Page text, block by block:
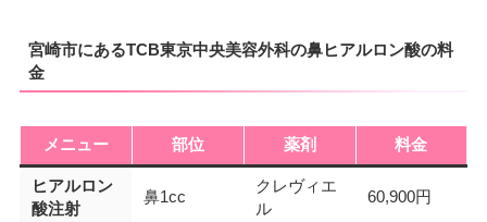
宮崎市にあるTCB東京中央美容外科の鼻ヒアルロン酸の料
金
メニュー 部位 薬剤 料金
ヒアルロン
酸注射
鼻1cc
クレヴィエ
ル
60,900円